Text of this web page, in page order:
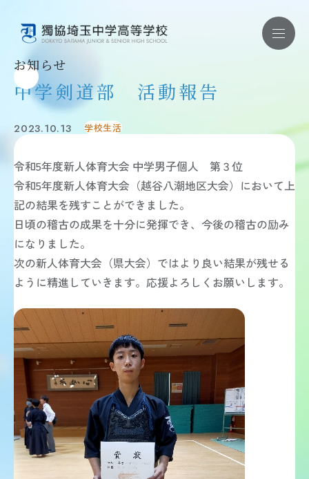
学校紹介
教育理念
学校概要
施設・制服・学校紹介動画
安全対策・健康管理
学校評価・財務状況
教育内容
教育内容 TOP
教育方針
学習内容
獨協コース
中学 総合学習
ICT教育
図書館
教員メッセージ
学校生活
学校生活 TOP
年間行事
獨協埼玉の1日
クラブ活動（中学校）
クラブ活動（高等学校）
在校生メッセージ
お問い合わせ ｜ 資料請求
お知らせ
中学剣道部 活動報告
2023.10.13 学校生活
令和5年度新人体育大会 中学男子個人 第３位
令和5年度新人体育大会（越谷八潮地区大会）において上
記の結果を残すことができました。
日頃の稽古の成果を十分に発揮でき、今後の稽古の励み
になりました。
次の新人体育大会（県大会）ではより良い結果が残せる
ように精進していきます。応援よろしくお願いします。